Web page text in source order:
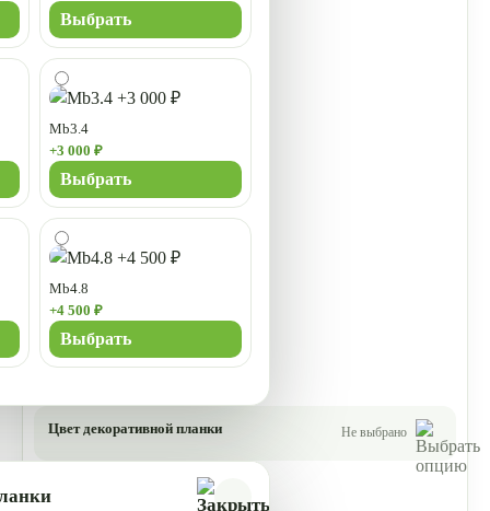
Выбрать
Mb3.4
+3 000 ₽
Выбрать
Mb4.8
+4 500 ₽
Выбрать
Цвет декоративной планки Не выбрано